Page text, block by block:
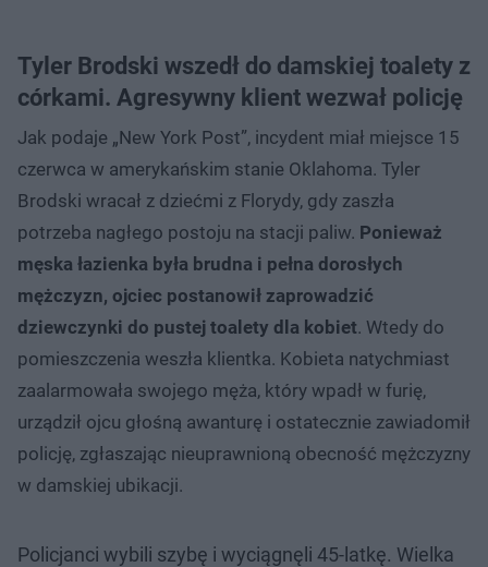
Tyler Brodski wszedł do damskiej toalety z
córkami. Agresywny klient wezwał policję
Jak podaje „New York Post”, incydent miał miejsce 15
czerwca w amerykańskim stanie Oklahoma. Tyler
Brodski wracał z dziećmi z Florydy, gdy zaszła
potrzeba nagłego postoju na stacji paliw. Ponieważ
męska łazienka była brudna i pełna dorosłych
mężczyzn, ojciec postanowił zaprowadzić
dziewczynki do pustej toalety dla kobiet. Wtedy do
pomieszczenia weszła klientka. Kobieta natychmiast
zaalarmowała swojego męża, który wpadł w furię,
urządził ojcu głośną awanturę i ostatecznie zawiadomił
policję, zgłaszając nieuprawnioną obecność mężczyzny
w damskiej ubikacji.
Policjanci wybili szybę i wyciągnęli 45-latkę. Wielka